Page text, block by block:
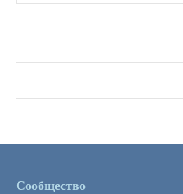
Сообщество